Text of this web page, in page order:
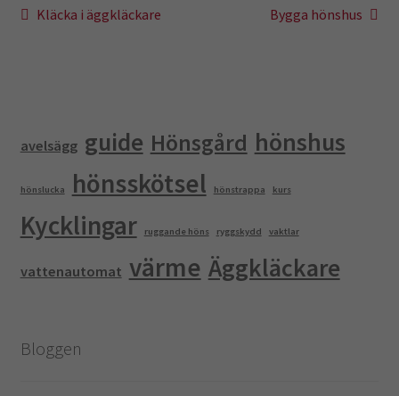
Inläggsnavigering
Föregående
Kläcka i äggkläckare
Nästa
Bygga hönshus
avelsägg guide Hönsgård hönshus
hönslucka hönsskötsel hönstrappa kurs
Kycklingar ruggande höns ryggskydd vaktlar
vattenautomat värme Äggkläckare
Bloggen